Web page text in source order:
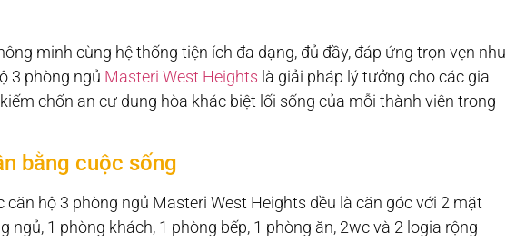
minh cùng hệ thống tiện ích đa dạng, đủ đầy, đáp ứng trọn vẹn nhu
3 phòng ngủ Masteri West Heights là giải pháp lý tưởng cho các gia
chốn an cư dung hòa khác biệt lối sống của mỗi thành viên trong
bằng cuộc sống
căn hộ 3 phòng ngủ Masteri West Heights đều là căn góc với 2 mặt
ngủ, 1 phòng khách, 1 phòng bếp, 1 phòng ăn, 2wc và 2 logia rộng